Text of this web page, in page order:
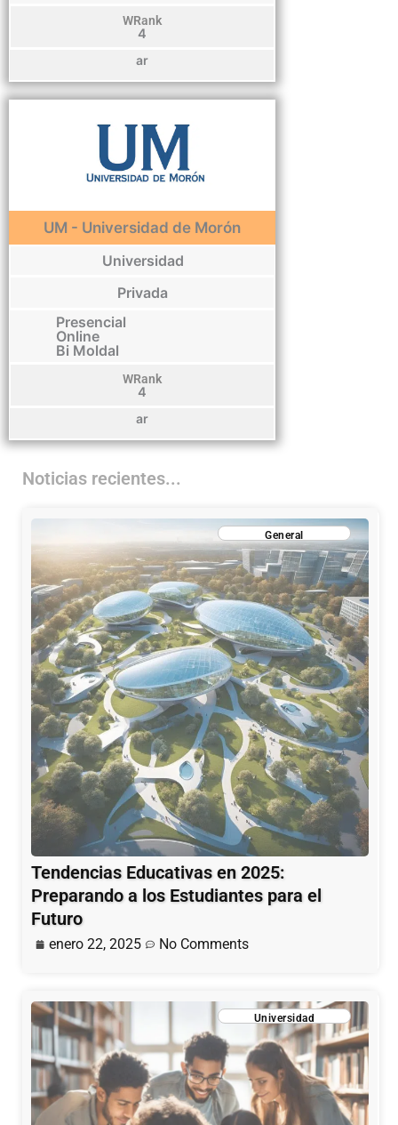
WRank
4
ar
UM - Universidad de Morón
Universidad
Privada
Presencial
Online
Bi Moldal
WRank
4
ar
Noticias recientes...
General
Tendencias Educativas en 2025:
Preparando a los Estudiantes para el
Futuro
enero 22, 2025 No Comments
Universidad